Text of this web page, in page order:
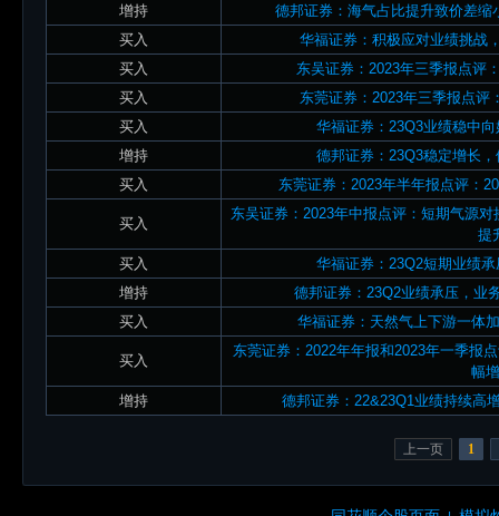
增持
德邦证券：海气占比提升致价差
买入
华福证券：积极应对业绩挑战
买入
东吴证券：2023年三季报点评
买入
东莞证券：2023年三季报点评
买入
华福证券：23Q3业绩稳中
增持
德邦证券：23Q3稳定增长
买入
东莞证券：2023年半年报点评：
买入
东吴证券：2023年中报点评：短期气源
提
买入
华福证券：23Q2短期业绩
增持
德邦证券：23Q2业绩承压，业
买入
华福证券：天然气上下游一体
买入
东莞证券：2022年年报和2023年一季报
幅
增持
德邦证券：22&23Q1业绩持续高
上一页 1